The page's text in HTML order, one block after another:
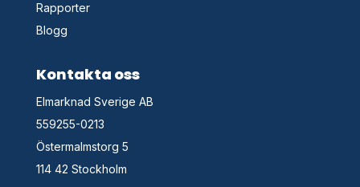
Rapporter
Blogg
Kontakta oss
Elmarknad Sverige AB
559255-0213
Östermalmstorg 5
114 42 Stockholm